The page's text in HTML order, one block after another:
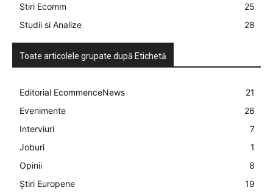
Stiri Ecomm
25
Studii si Analize
28
Toate articolele grupate după Etichetă
Editorial EcommenceNews
21
Evenimente
26
Interviuri
7
Joburi
1
Opinii
8
Știri Europene
19